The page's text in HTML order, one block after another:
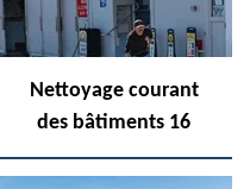
Nettoyage courant
des bâtiments 16